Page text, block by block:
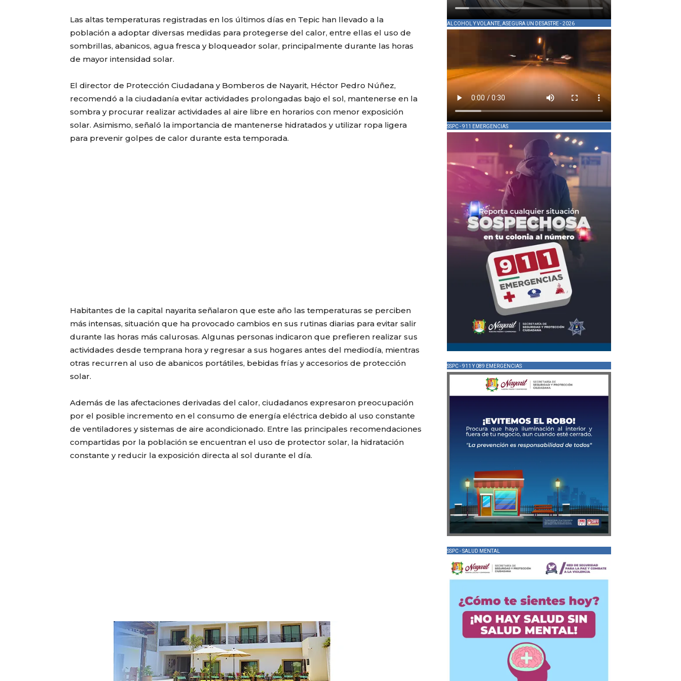
Las altas temperaturas registradas en los últimos días en Tepic han llevado a la
población a adoptar diversas medidas para protegerse del calor, entre ellas el uso de
sombrillas, abanicos, agua fresca y bloqueador solar, principalmente durante las horas
de mayor intensidad solar.
El director de Protección Ciudadana y Bomberos de Nayarit, Héctor Pedro Núñez,
recomendó a la ciudadanía evitar actividades prolongadas bajo el sol, mantenerse en la
sombra y procurar realizar actividades al aire libre en horarios con menor exposición
solar. Asimismo, señaló la importancia de mantenerse hidratados y utilizar ropa ligera
para prevenir golpes de calor durante esta temporada.
Habitantes de la capital nayarita señalaron que este año las temperaturas se perciben
más intensas, situación que ha provocado cambios en sus rutinas diarias para evitar salir
durante las horas más calurosas. Algunas personas indicaron que prefieren realizar sus
actividades desde temprana hora y regresar a sus hogares antes del mediodía, mientras
otras recurren al uso de abanicos portátiles, bebidas frías y accesorios de protección
solar.
Además de las afectaciones derivadas del calor, ciudadanos expresaron preocupación
por el posible incremento en el consumo de energía eléctrica debido al uso constante
de ventiladores y sistemas de aire acondicionado. Entre las principales recomendaciones
compartidas por la población se encuentran el uso de protector solar, la hidratación
constante y reducir la exposición directa al sol durante el día.
ALCOHOL Y VOLANTE, ASEGURA UN DESASTRE - 2026
SSPC - 911 EMERGENCIAS
SSPC - 911 Y 089 EMERGENCIAS
SSPC - SALUD MENTAL